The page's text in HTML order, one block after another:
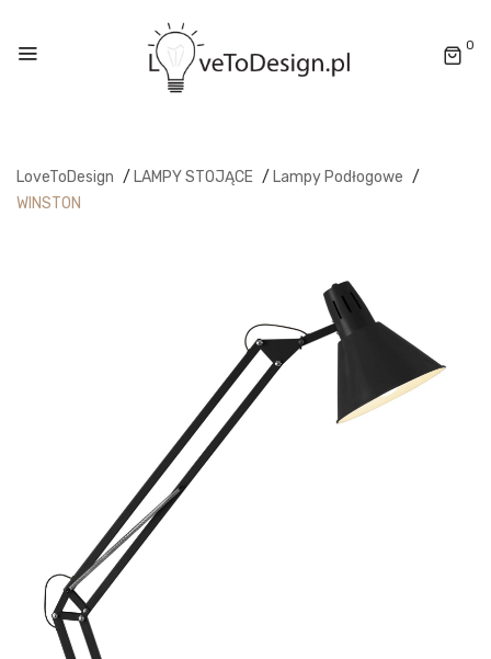
0
LoveToDesign / LAMPY STOJĄCE / Lampy Podłogowe /
WINSTON